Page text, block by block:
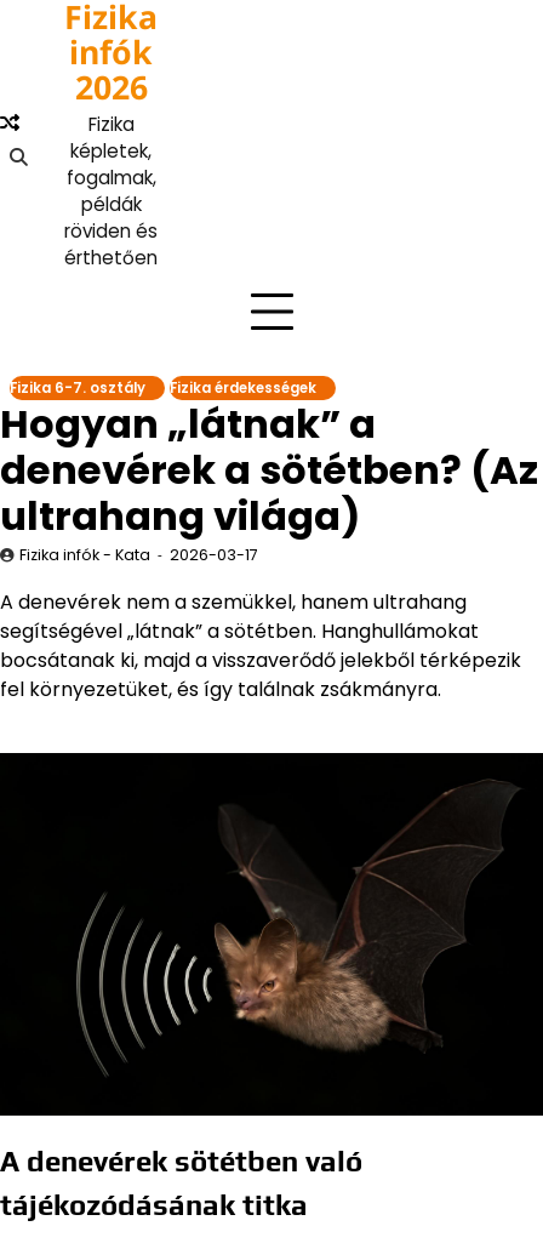
content
Fizika
infók
2026
Fizika
képletek,
fogalmak,
példák
röviden és
érthetően
Fizika 6-7. osztály Fizika érdekességek
Hogyan „látnak” a
denevérek a sötétben? (Az
ultrahang világa)
Fizika infók - Kata 2026-03-17
A denevérek nem a szemükkel, hanem ultrahang
segítségével „látnak” a sötétben. Hanghullámokat
bocsátanak ki, majd a visszaverődő jelekből térképezik
fel környezetüket, és így találnak zsákmányra.
A denevérek sötétben való
tájékozódásának titka